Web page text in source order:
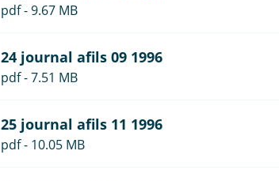
pdf - 9.67 MB
24 journal afils 09 1996
pdf - 7.51 MB
25 journal afils 11 1996
pdf - 10.05 MB